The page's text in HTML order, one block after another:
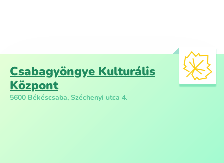
Csabagyöngye Kulturális
Központ
5600 Békéscsaba, Széchenyi utca 4.